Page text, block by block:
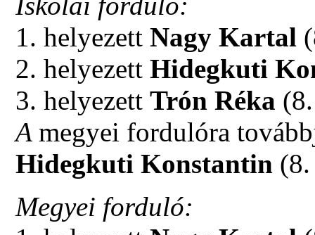
1. helyezett Nagy Kartal
2. helyezettHidegkuti
3. helyezettTrón Réka
Amegyei fordulóra
Hidegkuti Konstantin
Megyei forduló: